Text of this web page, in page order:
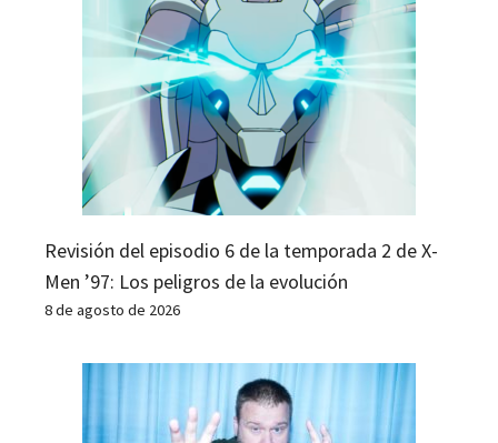
Revisión del episodio 6 de la temporada 2 de X-
Men ’97: Los peligros de la evolución
8 de agosto de 2026